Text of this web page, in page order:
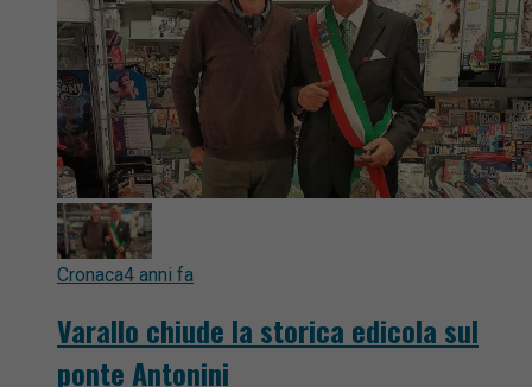
Cronaca4 anni fa
Varallo chiude la storica edicola sul
ponte Antonini